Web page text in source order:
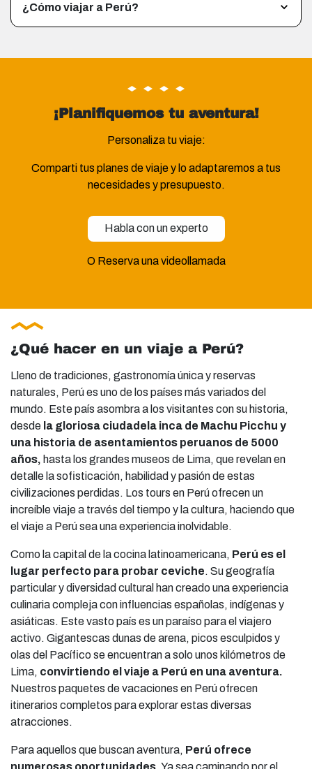
¿Cómo viajar a Perú?
¡Planifiquemos tu aventura!
Personaliza tu viaje:
Comparti tus planes de viaje y lo adaptaremos a tus
necesidades y presupuesto.
Habla con un experto
O Reserva una videollamada
¿Qué hacer en un viaje a Perú?
Lleno de tradiciones, gastronomía única y reservas
naturales, Perú es uno de los países más variados del
mundo. Este país asombra a los visitantes con su historia,
desde la gloriosa ciudadela inca de Machu Picchu y
una historia de asentamientos peruanos de 5000
años, hasta los grandes museos de Lima, que revelan en
detalle la sofisticación, habilidad y pasión de estas
civilizaciones perdidas. Los tours en Perú ofrecen un
increíble viaje a través del tiempo y la cultura, haciendo que
el viaje a Perú sea una experiencia inolvidable.
Como la capital de la cocina latinoamericana, Perú es el
lugar perfecto para probar ceviche. Su geografía
particular y diversidad cultural han creado una experiencia
culinaria compleja con influencias españolas, indígenas y
asiáticas. Este vasto país es un paraíso para el viajero
activo. Gigantescas dunas de arena, picos esculpidos y
olas del Pacífico se encuentran a solo unos kilómetros de
Lima, convirtiendo el viaje a Perú en una aventura.
Nuestros paquetes de vacaciones en Perú ofrecen
itinerarios completos para explorar estas diversas
atracciones.
Para aquellos que buscan aventura, Perú ofrece
numerosas oportunidades.Ya sea caminando por el